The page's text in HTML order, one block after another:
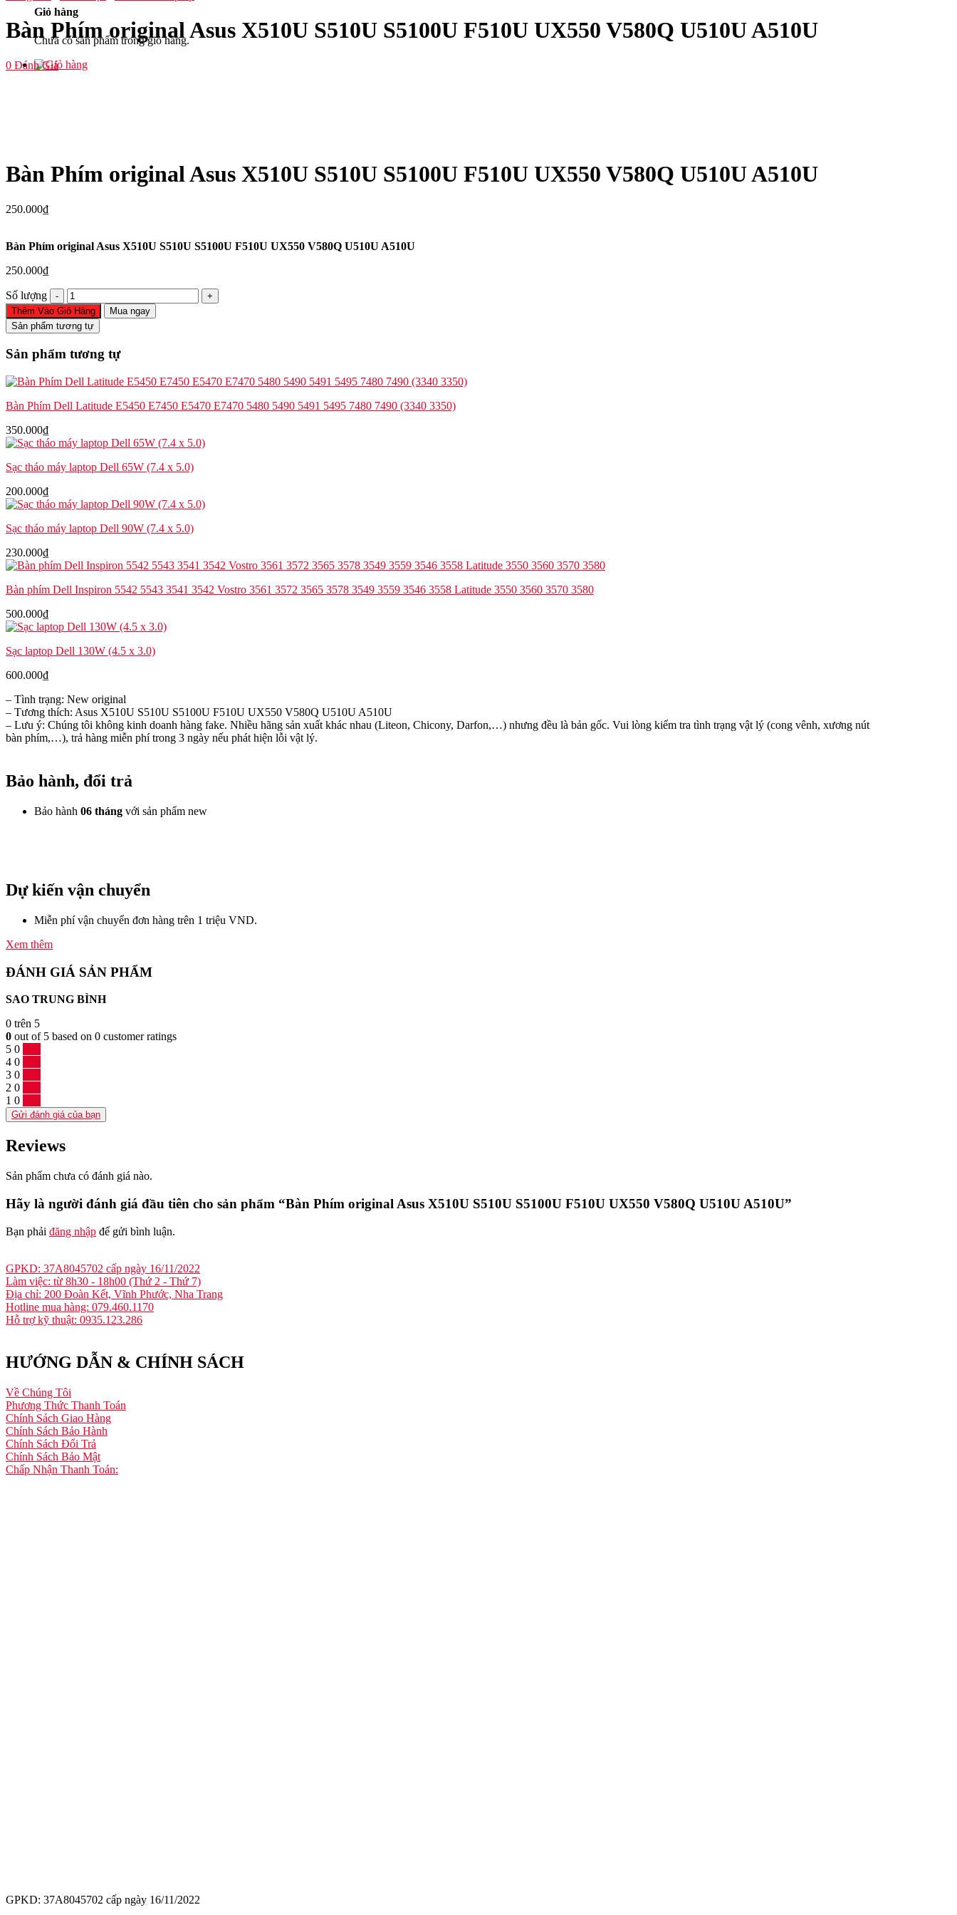
Giỏ hàng
Chưa có sản phẩm trong giỏ hàng.
Bàn Phím original Asus X510U S510U S5100U F510U UX550 V580Q U510U A510U
0 Đánh Giá
Bàn Phím original Asus X510U S510U S5100U F510U UX550 V580Q U510U A510U
250.000₫
Bàn Phím original Asus X510U S510U S5100U F510U UX550 V580Q U510U A510U
250.000₫
Số lượng
Bàn
Phím
original
Asus
S510U
F510U
V580Q
số
lượng
Thêm Vào Giỏ Hàng
Mua ngay
Sản phẩm tương tự
Sản phẩm tương tự
Bàn Phím Dell Latitude E5450 E7450 E5470 E7470 5480 5490 5491 5495 7480 7490 (3340 3350)
350.000₫
Sạc tháo máy laptop Dell 65W (7.4 x 5.0)
200.000₫
Sạc tháo máy laptop Dell 90W (7.4 x 5.0)
230.000₫
Bàn phím Dell Inspiron 5542 5543 3541 3542 Vostro 3561 3572 3565 3578 3549 3559 3546 3558 Latitude 3550 3560 3570 3580
500.000₫
Sạc laptop Dell 130W (4.5 x 3.0)
600.000₫
– Tình trạng: New original
– Tương thích: Asus X510U S510U S5100U F510U UX550 V580Q U510U A510U
– Lưu ý: Chúng tôi không kinh doanh hàng fake. Nhiều hãng sản xuất khác nhau (Liteon, Chicony, Darfon,…) nhưng đều là bản gốc. Vui lòng kiểm tra tình trạng vật lý (cong vênh, xương nút
bàn phím,…), trả hàng miễn phí trong 3 ngày nếu phát hiện lỗi vật lý.
Bảo hành, đổi trả
Bảo hành 06 tháng với sản phẩm new
Dự kiến vận chuyển
Miễn phí vận chuyển đơn hàng trên 1 triệu VND.
Xem thêm
ĐÁNH GIÁ SẢN PHẨM
SAO TRUNG BÌNH
0 trên 5
0 out of 5 based on 0 customer ratings
5 0
4 0
3 0
2 0
1 0
Gửi đánh giá của bạn
Reviews
Sản phẩm chưa có đánh giá nào.
Hãy là người đánh giá đầu tiên cho sản phẩm “Bàn Phím original Asus X510U S510U S5100U F510U UX550 V580Q U510U A510U”
Bạn phải đăng nhập để gửi bình luận.
GPKD: 37A8045702 cấp ngày 16/11/2022
Làm việc: từ 8h30 - 18h00 (Thứ 2 - Thứ 7)
Địa chỉ: 200 Đoàn Kết, Vĩnh Phước, Nha Trang
Hotline mua hàng: 079.460.1170
Hỗ trợ kỹ thuật: 0935.123.286
HƯỚNG DẪN & CHÍNH SÁCH
Về Chúng Tôi
Phương Thức Thanh Toán
Chính Sách Giao Hàng
Chính Sách Bảo Hành
Chính Sách Đổi Trả
Chính Sách Bảo Mật
Chấp Nhận Thanh Toán:
GPKD: 37A8045702 cấp ngày 16/11/2022